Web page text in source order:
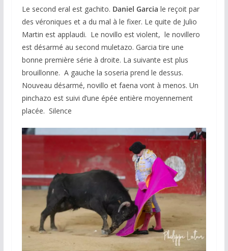
Le second eral est gachito. Daniel Garcia le reçoit par
des véroniques et a du mal à le fixer. Le quite de Julio
Martin est applaudi. Le novillo est violent, le novillero
est désarmé au second muletazo. Garcia tire une
bonne première série à droite. La suivante est plus
brouillonne. A gauche la soseria prend le dessus.
Nouveau désarmé, novillo et faena vont à menos. Un
pinchazo est suivi d’une épée entière moyennement
placée. Silence